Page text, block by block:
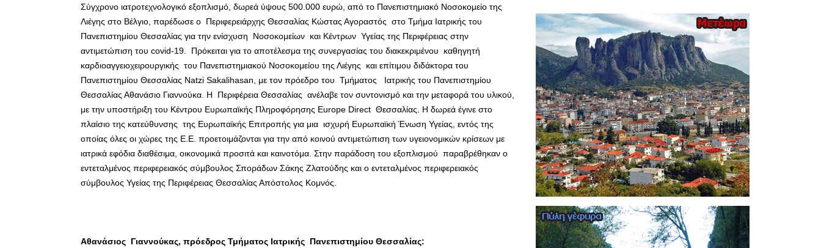
Σύγχρονο ιατροτεχνολογικό εξοπλισμό, δωρεά ύψους 500.000 ευρώ, από το Πανεπιστημιακό Νοσοκομείο της
Λιέγης στο Βέλγιο, παρέδωσε ο Περιφερειάρχης Θεσσαλίας Κώστας Αγοραστός στο Τμήμα Ιατρικής του
Πανεπιστημίου Θεσσαλίας για την ενίσχυση Νοσοκομείων και Κέντρων Υγείας της Περιφέρειας στην
αντιμετώπιση του covid-19. Πρόκειται για το αποτέλεσμα της συνεργασίας του διακεκριμένου καθηγητή
καρδιοαγγειοχειρουργικής του Πανεπιστημιακού Νοσοκομείου της Λιέγης και επίτιμου διδάκτορα του
Πανεπιστημίου Θεσσαλίας Natzi Sakalihasan, με τον πρόεδρο του Τμήματος Ιατρικής του Πανεπιστημίου
Θεσσαλίας Αθανάσιο Γιαννούκα. Η Περιφέρεια Θεσσαλίας ανέλαβε τον συντονισμό και την μεταφορά του υλικού,
με την υποστήριξη του Κέντρου Ευρωπαϊκής Πληροφόρησης Europe Direct Θεσσαλίας. Η δωρεά έγινε στο
πλαίσιο της κατεύθυνσης της Ευρωπαϊκής Επιτροπής για μια ισχυρή Ευρωπαϊκή Ένωση Υγείας, εντός της
οποίας όλες οι χώρες της Ε.Ε. προετοιμάζονται για την από κοινού αντιμετώπιση των υγειονομικών κρίσεων με
ιατρικά εφόδια διαθέσιμα, οικονομικά προσιτά και καινοτόμα. Στην παράδοση του εξοπλισμού παραβρέθηκαν ο
εντεταλμένος περιφερειακός σύμβουλος Σποράδων Σάκης Ζλατούδης και ο εντεταλμένος περιφερειακός
σύμβουλος Υγείας της Περιφέρειας Θεσσαλίας Απόστολος Κομνός.
Αθανάσιος Γιαννούκας, πρόεδρος Τμήματος Ιατρικής Πανεπιστημίου Θεσσαλίας: